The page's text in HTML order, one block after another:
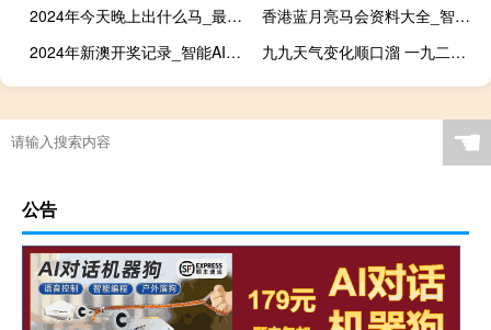
2024年今天晚上出什么马_最新答案解释落实_安装版v197.836
香港蓝月亮马会资料大全_智能AI深度解析_爱采购版v47.08.796
2024年新澳开奖记录_智能AI深度解析_爱采购版v47.08.687
九九天气变化顺口溜 一九二九三九顺口溜
☚
公告